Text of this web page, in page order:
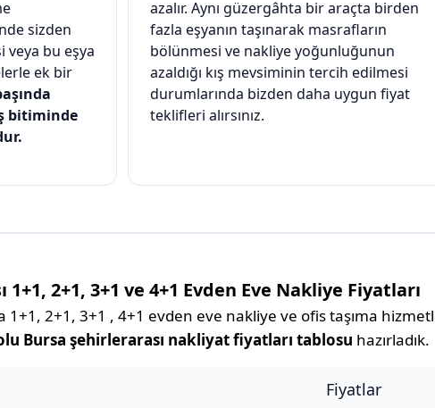
sizden
bu eşya
ek bir
bitiminde
azalır. Aynı güzergâhta bir araçta birden
fazla eşyanın taşınarak masrafların
bölünmesi ve nakliye yoğunluğunun
azaldığı kış mevsiminin tercih edilmesi
durumlarında bizden daha uygun fiyat
teklifleri alırsınız.
1+1, 2+1, 3+1 ve 4+1 Evden Eve Nakliye Fiyatları
1+1, 2+1, 3+1 , 4+1 evden eve nakliye ve ofis taşıma
Bursa şehirlerarası nakliyat fiyatları tablosu hazırladık.
Fiyatlar